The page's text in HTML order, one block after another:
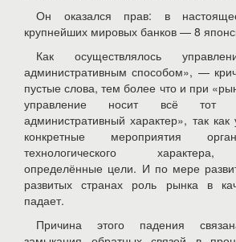
Он оказался прав: в
крупнейших мировых банков — 8
Как осуществлялось
административным способом», —
пустые слова, тем более что и при
управление носит всё тот
административный характер», так
конкретные мероприятия
технологического
определённые цели. И по мере
развитых странах роль рынка в
падает.
Причина этого падения